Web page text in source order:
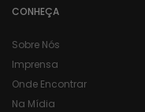
CONHEÇA
Sobre Nós
Imprensa
Onde Encontrar
Na Mídia